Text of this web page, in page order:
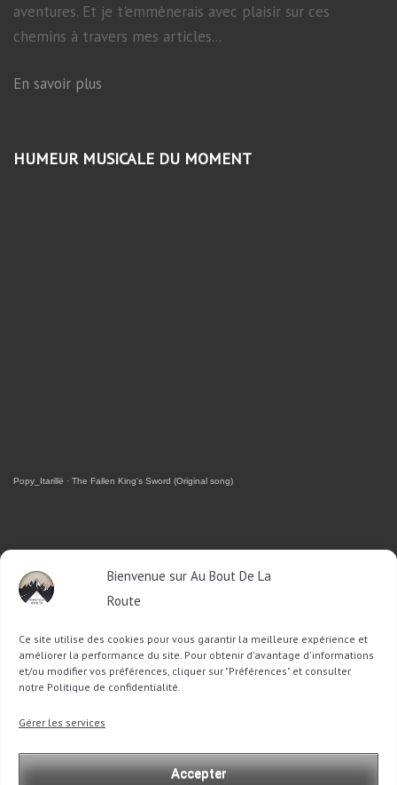
Bienvenue sur Au Bout De La
Route
Ce site utilise des cookies pour vous garantir la meilleure expérience et
améliorer la performance du site. Pour obtenir d'avantage d'informations
et/ou modifier vos préférences, cliquer sur "Préférences" et consulter
notre Politique de confidentialité.
Gérer les services
Accepter
aventures. Et je t'emmènerais avec plaisir sur ces
chemins à travers mes articles...
En savoir plus
HUMEUR MUSICALE DU MOMENT
Popy_Itarillë · The Fallen King's Sword (Original song)
RETROUVEZ-MOI SUR FACEBOOK
OU SUR TWITTER
Follow @Sophie_ABDLRTweet to @Sophie_ABDLR
: